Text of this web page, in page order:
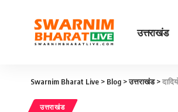
उत्तराखंड
Swarnim Bharat Live > Blog >उत्तराखंड>
उत्तराखंड